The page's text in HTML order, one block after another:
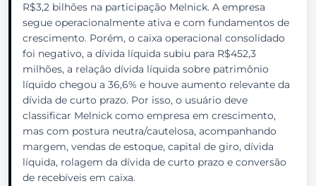
R$3,2 bilhões na participação Melnick. A empresa
segue operacionalmente ativa e com fundamentos de
crescimento. Porém, o caixa operacional consolidado
foi negativo, a dívida líquida subiu para R$452,3
milhões, a relação dívida líquida sobre patrimônio
líquido chegou a 36,6% e houve aumento relevante da
dívida de curto prazo. Por isso, o usuário deve
classificar Melnick como empresa em crescimento,
mas com postura neutra/cautelosa, acompanhando
margem, vendas de estoque, capital de giro, dívida
líquida, rolagem da dívida de curto prazo e conversão
de recebíveis em caixa.